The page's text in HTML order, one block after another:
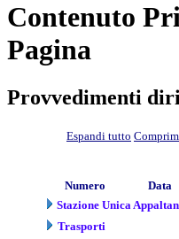
Contenuto
Pagina
Provvedimenti
Espandi tutto
Numero Data
Stazione Unica
Trasporti